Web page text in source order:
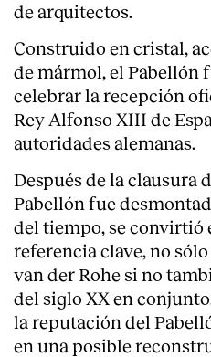
de arquitectos.
Construido en cristal,
de mármol, el Pabellón
celebrar la recepción
Rey Alfonso XIII de
autoridades alemanas.
Después de la clausura
Pabellón fue
del tiempo, se convirtió
referencia clave, no
van der Rohe si no
del siglo XX en
la reputación del
en una posible